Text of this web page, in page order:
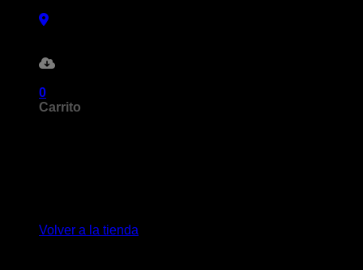
0
Carrito
Volver a la tienda